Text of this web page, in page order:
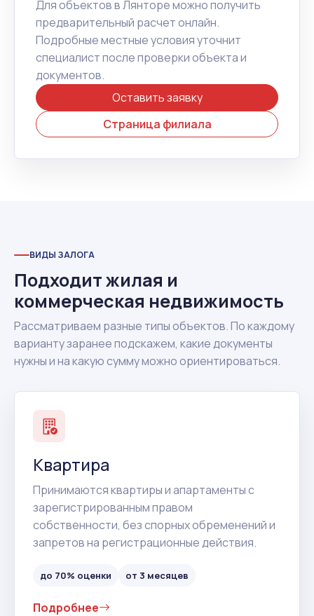
Для объектов в Лянторе можно получить
предварительный расчет онлайн.
Подробные местные условия уточнит
специалист после проверки объекта и
документов.
Оставить заявку
Страница филиала
ВИДЫ ЗАЛОГА
Подходит жилая и
коммерческая недвижимость
Рассматриваем разные типы объектов. По каждому
варианту заранее подскажем, какие документы
нужны и на какую сумму можно ориентироваться.
Квартира
Принимаются квартиры и апартаменты с
зарегистрированным правом
собственности, без спорных обременений и
запретов на регистрационные действия.
до 70% оценки от 3 месяцев
Подробнее